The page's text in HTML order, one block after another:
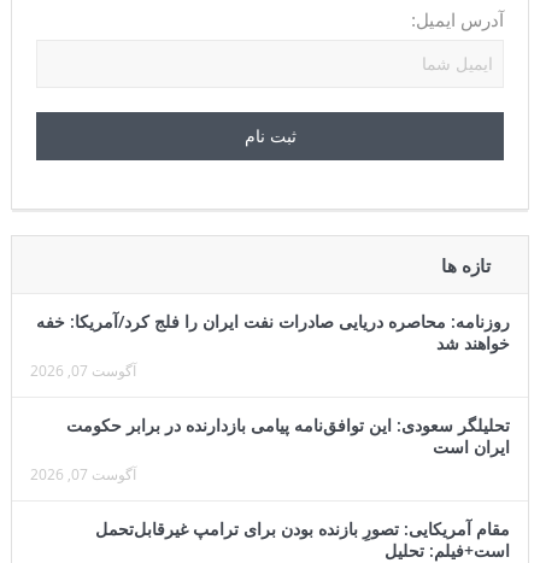
آدرس ایمیل:
تازه ها
روزنامه: محاصره دریایی صادرات نفت ایران را فلج کرد/آمریکا: خفه
خواهند شد
آگوست 07, 2026
تحلیلگر سعودی: این توافق‌نامه پیامی بازدارنده در برابر حکومت
ایران است
آگوست 07, 2026
مقام آمریکایی: تصورِ بازنده بودن برای ترامپ غیرقابل‌تحمل
است+فیلم: تحلیل